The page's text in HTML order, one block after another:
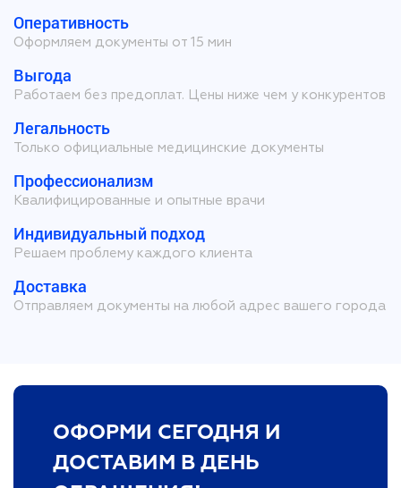
Оперативность
Оформляем документы от 15 мин
Выгода
Работаем без предоплат. Цены ниже чем у конкурентов
Легальность
Только официальные медицинские документы
Профессионализм
Квалифицированные и опытные врачи
Индивидуальный подход
Решаем проблему каждого клиента
Доставка
Отправляем документы на любой адрес вашего города
ОФОРМИ СЕГОДНЯ И
ДОСТАВИМ В ДЕНЬ